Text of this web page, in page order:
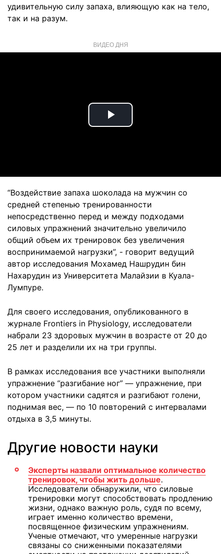
удивительную силу запаха, влияющую как на тело,
так и на разум.
ВИДЕО ДНЯ
Play
“Воздействие запаха шоколада на мужчин со
средней степенью тренированности
непосредственно перед и между подходами
силовых упражнений значительно увеличило
общий объем их тренировок без увеличения
воспринимаемой нагрузки”, - говорит ведущий
автор исследования Мохамед Нашрудин бин
Нахарудин из Университета Малайзии в Куала-
Лумпуре.
Для своего исследования, опубликованного в
журнале Frontiers in Physiology, исследователи
набрали 23 здоровых мужчин в возрасте от 20 до
25 лет и разделили их на три группы.
В рамках исследования все участники выполняли
упражнение “разгибание ног” — упражнение, при
котором участники садятся и разгибают голени,
поднимая вес, — по 10 повторений с интервалами
отдыха в 3,5 минуты.
Другие новости науки
Эксперты назвали оптимальное количество
тренировок, чтобы жить дольше.
Исследователи обнаружили, что силовые
тренировки могут способствовать продлению
жизни, однако важную роль, судя по всему,
играет именно количество времени,
посвященное физическим упражнениям.
Ученые отмечают, что умеренные нагрузки
связаны со сниженными показателями